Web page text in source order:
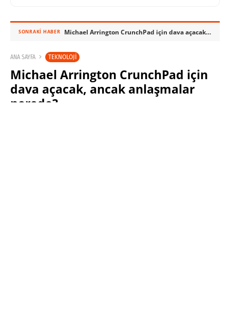
SONRAKI HABER Michael Arrington CrunchPad için dava açacak, ancak anlaşmalar nerede?
ANA SAYFA TEKNOLOJI
Michael Arrington CrunchPad için
dava açacak, ancak anlaşmalar
nerede?